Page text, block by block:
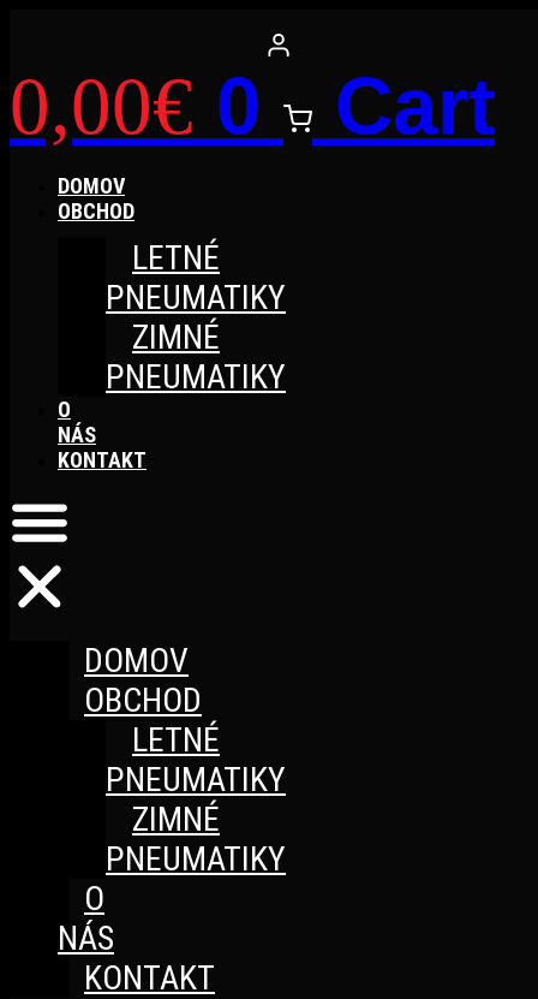
0,00€ 0 Cart
DOMOV
OBCHOD
LETNÉ
PNEUMATIKY
ZIMNÉ
PNEUMATIKY
O
NÁS
KONTAKT
DOMOV
OBCHOD
LETNÉ
PNEUMATIKY
ZIMNÉ
PNEUMATIKY
O
NÁS
KONTAKT